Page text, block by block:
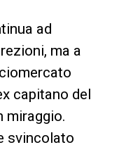
ad
ma a
capitano del
miraggio.
svincolato